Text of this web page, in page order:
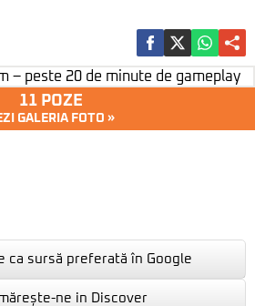
11 POZE
GALERIA FOTO »
ca sursă preferată în Google
ne in Discover